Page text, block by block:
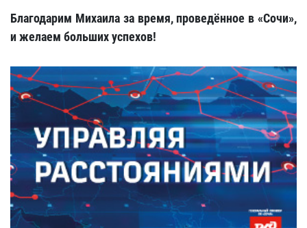
Благодарим Михаила за время, проведённое в «Сочи»,
и желаем больших успехов!